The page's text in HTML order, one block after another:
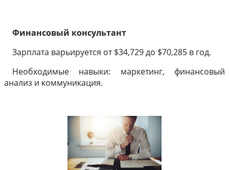
Финансовый консультант
Зарплата варьируется от $34,729 до $70,285 в год.
Необходимые навыки: маркетинг, финансовый
анализ и коммуникация.